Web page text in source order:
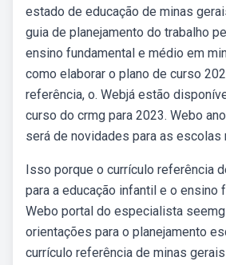
estado de educação de minas
guia de planejamento do trabalho
ensino fundamental e médio em
como elaborar o plano de curso
referência, o. Webjá estão
curso do crmg para 2023. Webo
será de novidades para as escolas
Isso porque o currículo referência
para a educação infantil e o ensino
Webo portal do especialista
orientações para o planejamento
currículo referência de minas